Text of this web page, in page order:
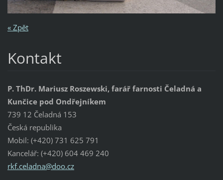
« Zpět
Kontakt
P. ThDr. Mariusz Roszewski, farář farnosti Čeladná a
Kunčice pod Ondřejníkem
739 12 Čeladná 153
Česká republika
Mobil: (+420) 731 625 791
Kancelář: (+420) 604 469 240
rkf.celadna@doo.cz